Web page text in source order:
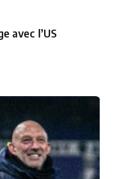
avec l’US